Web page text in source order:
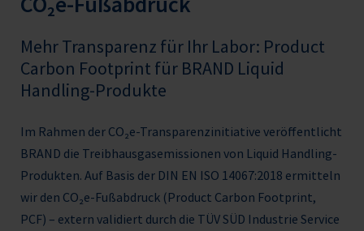
und effizienter macht. Im Detail:- Für alle Glas-
attraktive Farben- Zweifarbige Akku-
Ladeanzeige- Akku mit intelligenter Lade-
Elektronik- Handlicher Griff und ausgewogene
Pipette wird bei maximaler Motordrehzahl in 3
Sekunden gefüllt * kontinuierliches Aufsaugen
und Abgeben mit einer 10 ml
Und damit Sie immer die passenden
Pipettenspitzen bestellen, zeigt Ihnen die
Kompatibilitätstabelle welche Spitzen zu
welchem Gerät passen.Einsatzgrenzen:
Einsatztemperatur von +15 °C bis +40 °C (59 °F
bis 104 °F) von Gerät und Reagenz (andere
Temperaturen auf Anfrage) Dampfdruck bis
500 mbar Viskosität: 260 mPa s Bei viskosen
Medien ist ggfs. die Geschwindigkeit
anzupassen.
Mehr Transparenz für Ihr Labor: Product
Carbon Footprint für BRAND Liquid
Handling-Produkte
Im Rahmen der CO₂e-Transparenzinitiative veröffentlicht
BRAND die Treibhausgasemissionen von Liquid Handling-
Produkten. Auf Basis der DIN EN ISO 14067:2018 ermitteln
wir den CO₂e-Fußabdruck (Product Carbon Footprint,
PCF) – extern validiert durch die TÜV SÜD Industrie Service